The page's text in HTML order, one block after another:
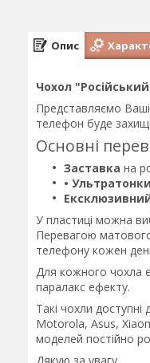
Опис
Чохол
Представляємо
телефон буде
Основні
Заставка на
•
У пластиці можна
Перевагою
телефону кожен
Для кожного чохла
паралакс ефекту.
Такі чохли
Motorola, Asus,
моделей постійно